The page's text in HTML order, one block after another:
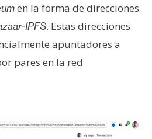
en la forma de direcciones
IPFS. Estas direcciones
apuntadores a
pares en la red